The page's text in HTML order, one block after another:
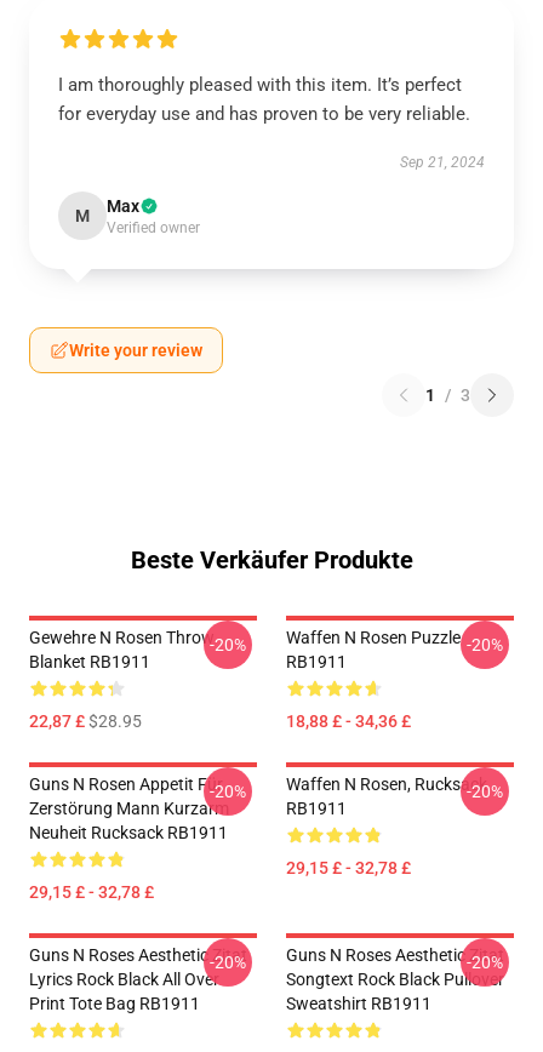
I am thoroughly pleased with this item. It’s perfect
for everyday use and has proven to be very reliable.
Sep 21, 2024
M Max
Verified owner
Write your review
1 / 3
Beste Verkäufer Produkte
Gewehre N Rosen Throw
Blanket RB1911
22,87 £$28.95
-20%
Waffen N Rosen Puzzle
RB1911
18,88 £ - 34,36 £
-20%
Guns N Rosen Appetit Für
Zerstörung Mann Kurzarm
Neuheit Rucksack RB1911
29,15 £ - 32,78 £
-20%
Waffen N Rosen, Rucksack
RB1911
29,15 £ - 32,78 £
-20%
Guns N Roses Aesthetic Zitat
Lyrics Rock Black All Over
Print Tote Bag RB1911
-20%
Guns N Roses Aesthetic Zitat
Songtext Rock Black Pullover
Sweatshirt RB1911
-20%